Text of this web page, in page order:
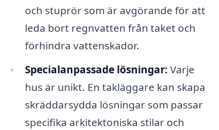
och stuprör som är avgörande för att
leda bort regnvatten från taket och
förhindra vattenskador.
Specialanpassade lösningar: Varje
hus är unikt. En takläggare kan skapa
skräddarsydda lösningar som passar
specifika arkitektoniska stilar och